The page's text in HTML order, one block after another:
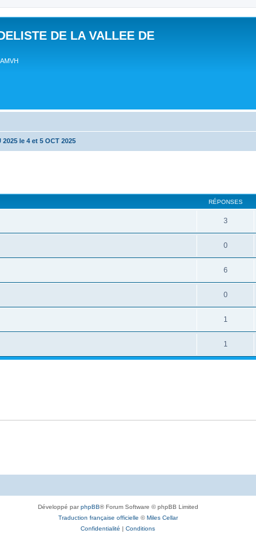
DE LA VALLEE DE
2025 le 4 et 5 OCT 2025
RÉPONSES
3
0
6
0
1
1
Développé parphpBB® Forum Software © phpBB Limited
Traduction française officielle ©Miles Cellar
Confidentialité | Conditions